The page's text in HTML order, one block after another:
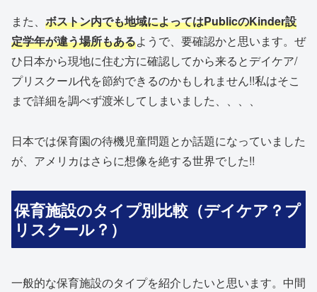
また、 ボストン内でも地域によってはPublicのKinder設
定学年が違う場所もあるようで、要確認かと思います。ぜ
ひ日本から現地に住む方に確認してから来るとデイケア/
プリスクール代を節約できるのかもしれません!!私はそこ
まで詳細を調べず渡米してしまいました、、、、
日本では保育園の待機児童問題とか話題になっていました
が、アメリカはさらに想像を絶する世界でした!!
保育施設のタイプ別比較（デイケア？プ
リスクール？）
一般的な保育施設のタイプを紹介したいと思います。中間